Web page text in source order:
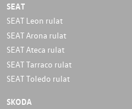
SEAT
SEAT Leon rulat
SEAT Arona rulat
SEAT Ateca rulat
SEAT Tarraco rulat
SEAT Toledo rulat
SKODA